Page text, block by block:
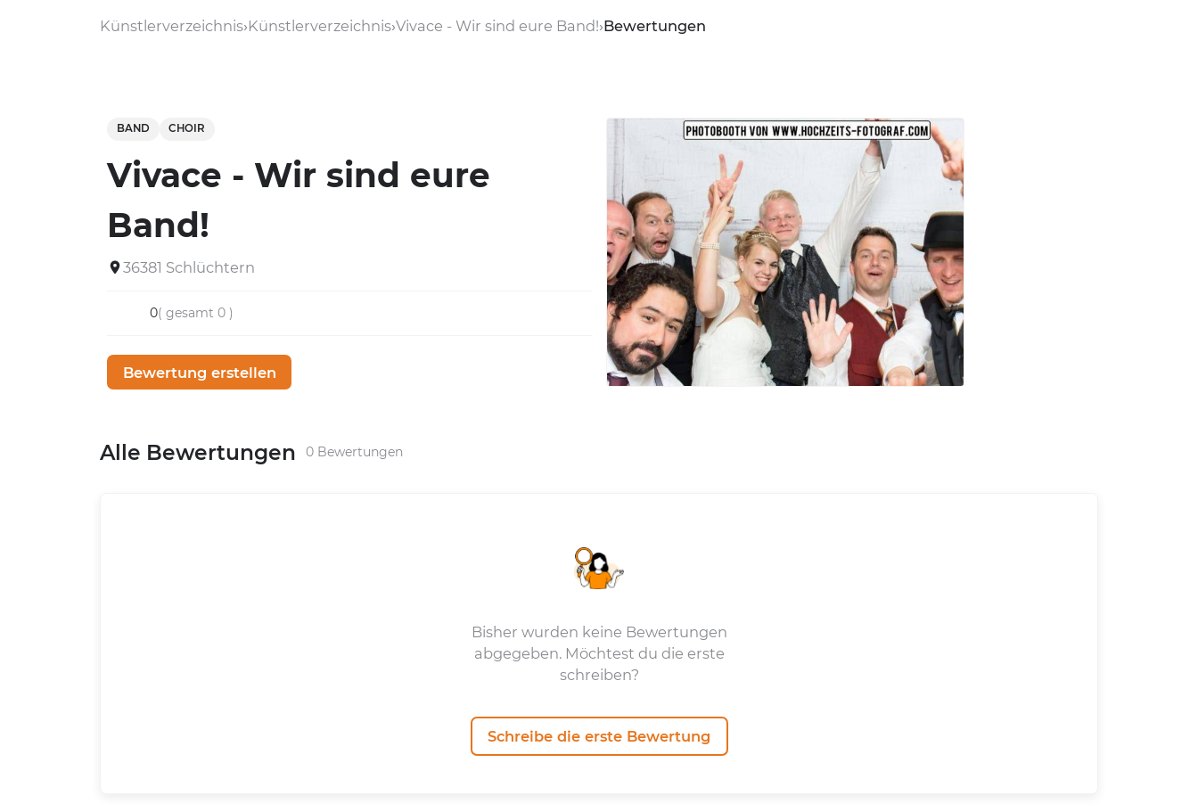
Künstlerverzeichnis Künstlerverzeichnis Vivace - Wir sind eure Band! Bewertungen
BAND CHOIR
Vivace - Wir sind eure
Band!
36381 Schlüchtern
0( gesamt 0 )
Bewertung erstellen
Alle Bewertungen 0 Bewertungen
Bisher wurden keine Bewertungen
abgegeben. Möchtest du die erste
schreiben?
Schreibe die erste Bewertung